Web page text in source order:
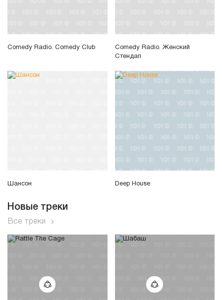
Comedy Radio. Comedy Club
Comedy Radio. Женский
Стендап
Шансон Deep House
Новые треки
Все треки